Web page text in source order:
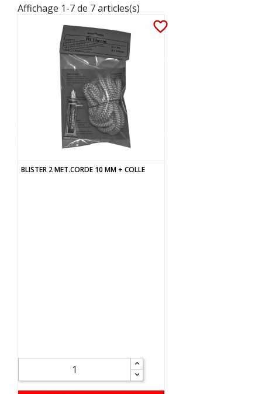
Affichage 1-7 de 7 articles(s)
favorite_border
BLISTER 2 MET.CORDE 10 MM + COLLE